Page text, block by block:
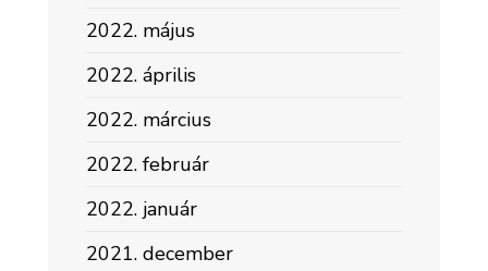
2022. május
2022. április
2022. március
2022. február
2022. január
2021. december